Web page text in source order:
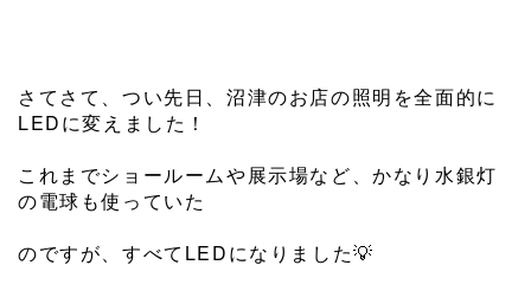
さてさて、つい先日、沼津のお店の照明を全面的に
LEDに変えました！
これまでショールームや展示場など、かなり水銀灯
の電球も使っていた
のですが、すべてLEDになりました💡